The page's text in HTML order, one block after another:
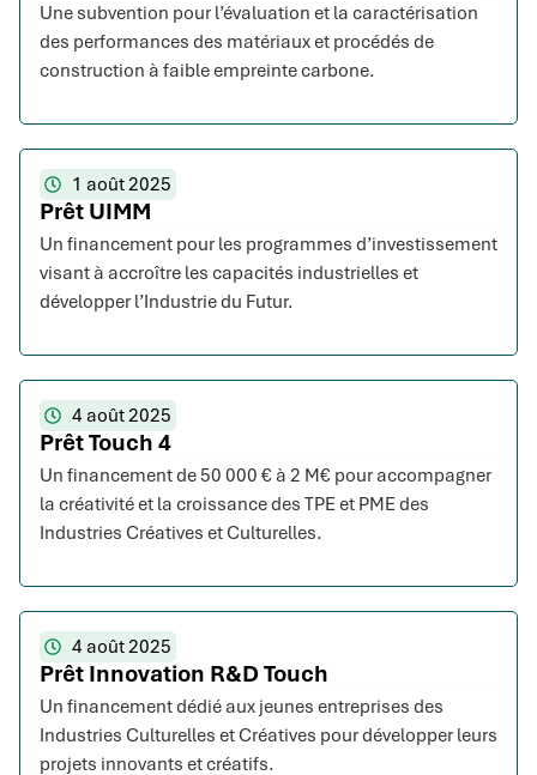
Une subvention pour l’évaluation et la caractérisation
des performances des matériaux et procédés de
construction à faible empreinte carbone.
1 août 2025
Prêt UIMM
Un financement pour les programmes d’investissement
visant à accroître les capacités industrielles et
développer l’Industrie du Futur.
4 août 2025
Prêt Touch 4
Un financement de 50 000 € à 2 M€ pour accompagner
la créativité et la croissance des TPE et PME des
Industries Créatives et Culturelles.
4 août 2025
Prêt Innovation R&D Touch
Un financement dédié aux jeunes entreprises des
Industries Culturelles et Créatives pour développer leurs
projets innovants et créatifs.